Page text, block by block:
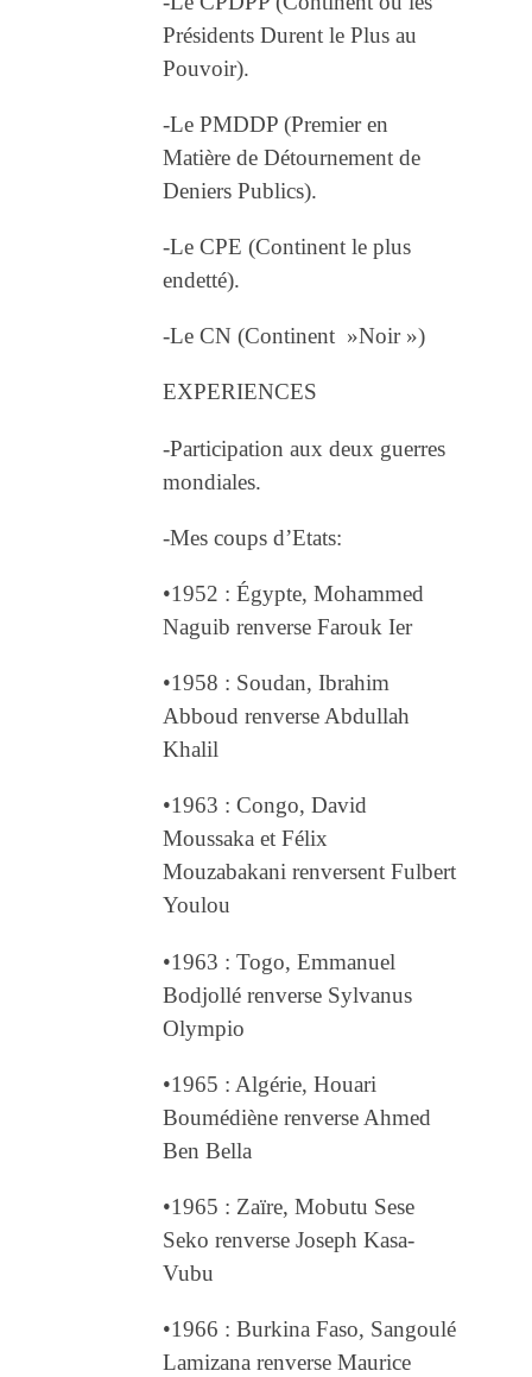
Présidents Durent le Plus au
Pouvoir).
-Le PMDDP (Premier en
Matière de Détournement de
Deniers Publics).
-Le CPE (Continent le plus
endetté).
-Le CN (Continent »Noir »)
EXPERIENCES
-Participation aux deux guerres
mondiales.
-Mes coups d’Etats:
•1952 : Égypte, Mohammed
Naguib renverse Farouk Ier
•1958 : Soudan, Ibrahim
Abboud renverse Abdullah
Khalil
•1963 : Congo, David
Moussaka et Félix
Mouzabakani renversent Fulbert
Youlou
•1963 : Togo, Emmanuel
Bodjollé renverse Sylvanus
Olympio
•1965 : Algérie, Houari
Boumédiène renverse Ahmed
Ben Bella
•1965 : Zaïre, Mobutu Sese
Seko renverse Joseph Kasa-
Vubu
•1966 : Burkina Faso, Sangoulé
Lamizana renverse Maurice